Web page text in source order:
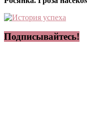
Подписывайтесь!